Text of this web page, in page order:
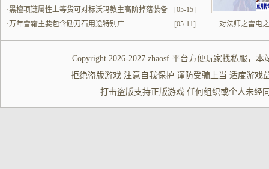
[05-15]
·黑檀项链属性上等货可对标沃玛教主高阶掉落装备
[05-11]
·万年雪霜主要包含励刀石用途特别广 对法师之雷电
Copyright 2026-2027 zhaosf平台方便玩家找私服 ，本
拒绝盗版游戏 注意自我保护 谨防受骗上当 适度游戏
打击盗版支持正版游戏 任何组织或个人未经